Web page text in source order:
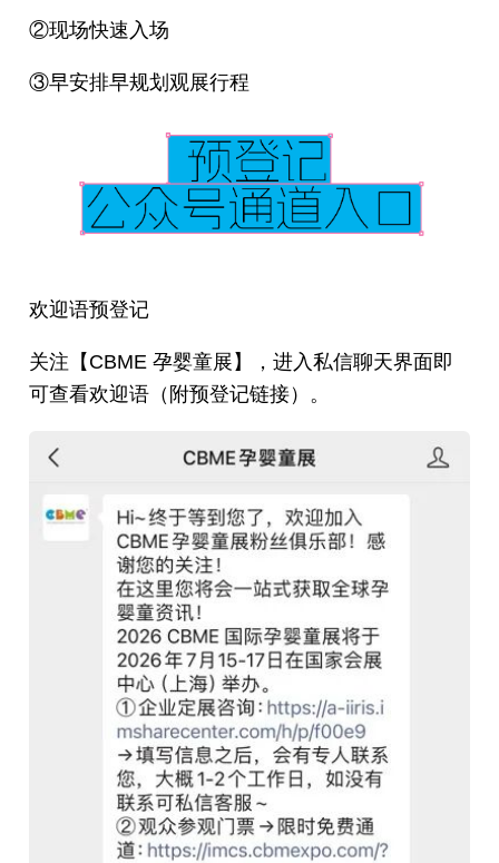
②现场快速入场
③早安排早规划观展行程
欢迎语预登记
关注【CBME 孕婴童展】，进入私信聊天界面即
可查看欢迎语（附预登记链接）。